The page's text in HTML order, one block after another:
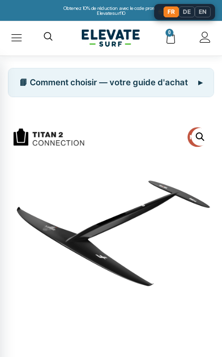
Obtenez 10% de réduction avec le code promo:
Elevatesurf10
0
📘 Comment choisir — votre guide d'achat
FR DE EN